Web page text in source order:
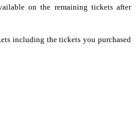
on the remaining tickets after
including the tickets you purchased